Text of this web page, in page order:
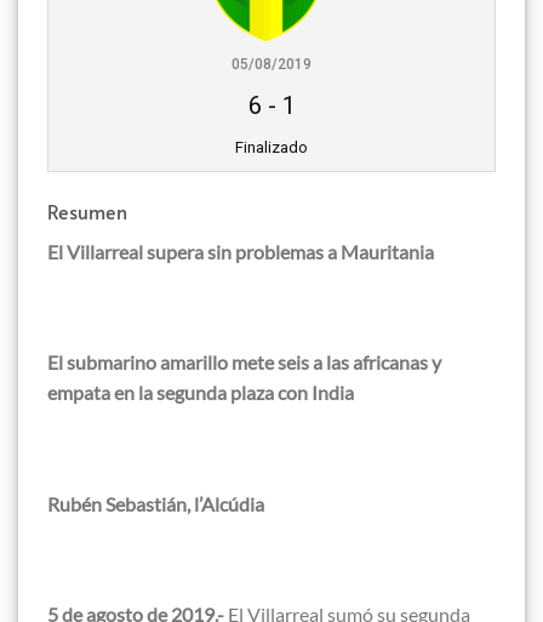
05/08/2019
6 - 1
Finalizado
Resumen
El Villarreal supera sin problemas a Mauritania
El submarino amarillo mete seis a las africanas y
empata en la segunda plaza con India
Rubén Sebastián, l’Alcúdia
5 de agosto de 2019.- El Villarreal sumó su segunda